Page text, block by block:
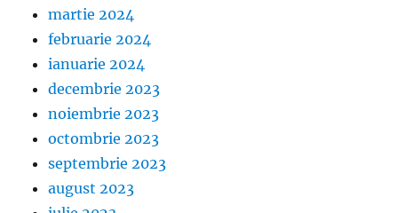
martie 2024
februarie 2024
ianuarie 2024
decembrie 2023
noiembrie 2023
octombrie 2023
septembrie 2023
august 2023